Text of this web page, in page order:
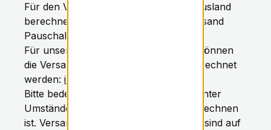
Für den Versand in das Europäische Ausland
berechnen wir pro Bestellung eine Versand
Pauschale von 14,99 Euro.
Für unsere Kunden aus der Schweiz, können
die Versandkosten nur auf Anfrage berechnet
werden: info@wuffwuffdesign.de
Bitte bedenken Sie das beim Versand unter
Umständen mit erheblichen Zöllen zu rechnen
ist. Versandkosten für Insellieferungen sind auf